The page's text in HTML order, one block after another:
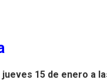
jueves 15 de enero a